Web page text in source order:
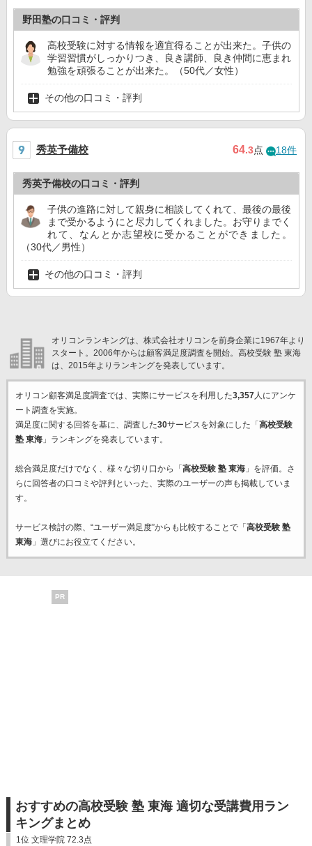
野田塾の口コミ・評判
高校受験に対する情報を適宜得ることが出来た。子供の
学習習慣がしっかりつき、良き講師、良き仲間に恵まれ
勉強を頑張ることが出来た。（50代／女性）
その他の口コミ・評判
秀英予備校 64.3点 18件
秀英予備校の口コミ・評判
子供の進路に対して親身に相談してくれて、最後の最後
まで受かるようにと尽力してくれました。お守りまでく
れて、なんとか志望校に受かることができました。
（30代／男性）
その他の口コミ・評判
オリコンランキングは、株式会社オリコンを前身企業に1967年より
スタート。2006年からは顧客満足度調査を開始。高校受験 塾 東海
は、2015年よりランキングを発表しています。
オリコン顧客満足度調査では、実際にサービスを利用した3,357人にアンケ
ート調査を実施。
満足度に関する回答を基に、調査した30サービスを対象にした「 高校受験
塾 東海」ランキングを発表しています。
総合満足度だけでなく、様々な切り口から「 高校受験 塾 東海」を評価。さ
らに回答者の口コミや評判といった、実際のユーザーの声も掲載していま
す。
サービス検討の際、“ユーザー満足度”からも比較することで「 高校受験 塾
東海」選びにお役立てください。
PR
おすすめの高校受験 塾 東海 適切な受講費用ラン
キングまとめ
1位 文理学院 72.3点